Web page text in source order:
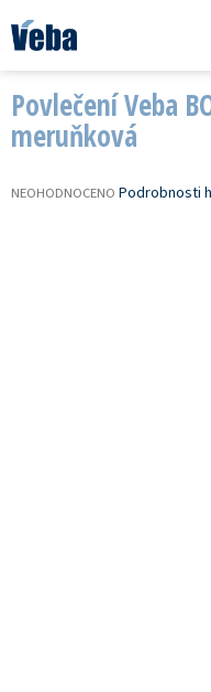
na
obsah
Povlečení Veba
meruňková
PRŮMĚRNÉ
NEOHODNOCENO Podrobnosti